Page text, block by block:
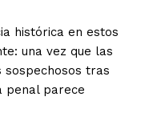
histórica en estos
una vez que las
tras
penal parece